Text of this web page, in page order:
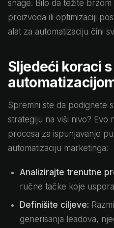
snage. Bilo da težite
proizvoda ili optimizaciji
alat za automatizaciju čini
Sljedeći koraci s
Spremni ste da podignete
strategiju na viši nivo? Evo
procesa za ispunjavanje
automatizaciju marketinga:
Analizirajte trenutne
ručne tačke koje
Definišite ciljeve:
generisanja leadova,